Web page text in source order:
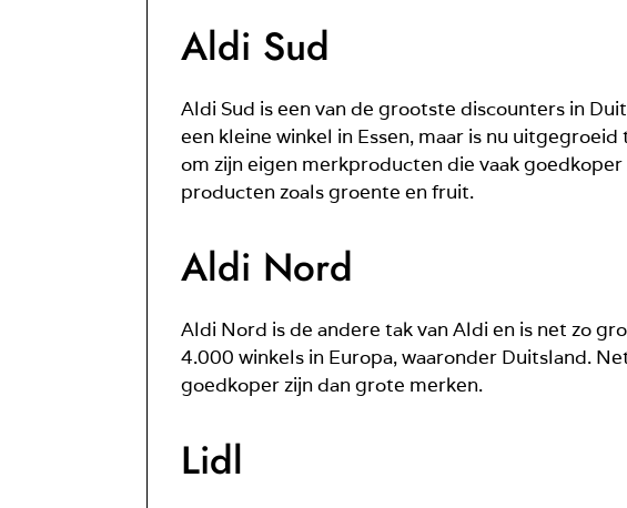
Aldi Sud
Aldi Sud is een van de grootste discounters in
een kleine winkel in Essen, maar is nu
om zijn eigen merkproducten die vaak
producten zoals groente en fruit.
Aldi Nord
Aldi Nord is de andere tak van Aldi en is net zo
4.000 winkels in Europa, waaronder Duitsland.
goedkoper zijn dan grote merken.
Lidl